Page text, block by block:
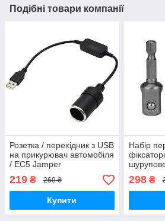
Подібні товари компанії
Розетка / перехідник з USB
на прикурювач автомобіля
/ EC5 Jamper
219 ₴ 269 ₴
Купити
Набір
298₴